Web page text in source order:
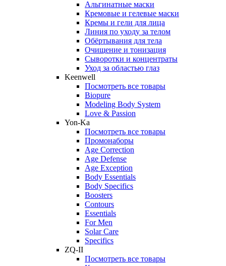
Альгинатные маски
Кремовые и гелевые маски
Кремы и гели для лица
Линия по уходу за телом
Обёртывания для тела
Очищение и тонизация
Сыворотки и концентраты
Уход за областью глаз
Keenwell
Посмотреть все товары
Biopure
Modeling Body System
Love & Passion
Yon-Ka
Посмотреть все товары
Промонаборы
Age Correction
Age Defense
Age Exception
Body Essentials
Body Specifics
Boosters
Contours
Essentials
For Men
Solar Care
Specifics
ZQ-II
Посмотреть все товары